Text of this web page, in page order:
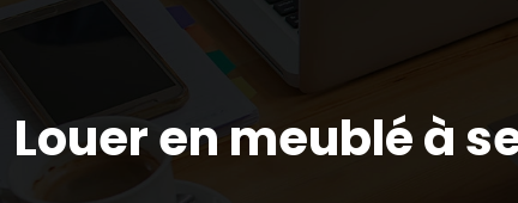
Louer en meublé à